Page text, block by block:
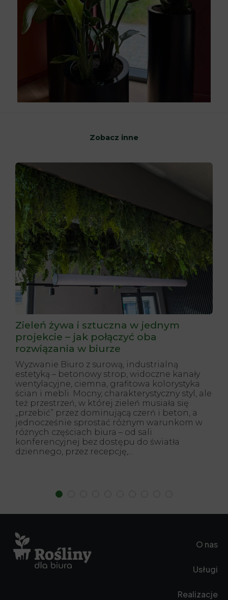
Zobacz inne
Zieleń żywa i sztuczna w jednym
projekcie – jak połączyć oba
rozwiązania w biurze
Wyzwanie Biuro z surową, industrialną
estetyką – betonowy strop, widoczne kanały
wentylacyjne, ciemna, grafitowa kolorystyka
ścian i mebli. Mocny, charakterystyczny styl, ale
też przestrzeń, w której zieleń musiała się
„przebić” przez dominującą czerń i beton, a
jednocześnie sprostać różnym warunkom w
różnych częściach biura – od sali
konferencyjnej bez dostępu do światła
dziennego, przez recepcję,...
O nas
Usługi
Realizacje